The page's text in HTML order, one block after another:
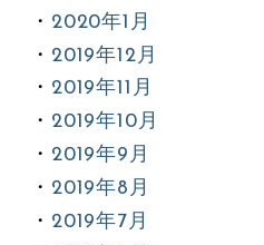
2020年1月
2019年12月
2019年11月
2019年10月
2019年9月
2019年8月
2019年7月